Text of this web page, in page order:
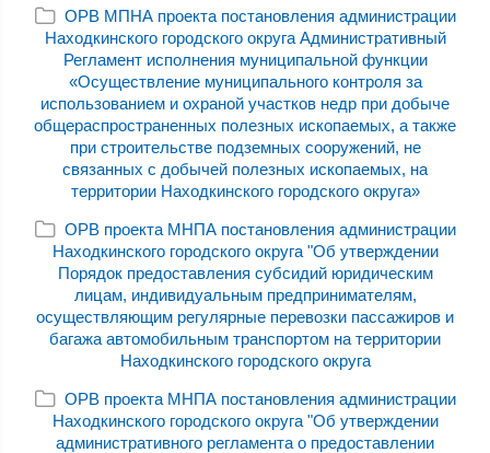
ОРВ МПНА проекта постановления администрации
Находкинского городского округа Административный
Регламент исполнения муниципальной функции
«Осуществление муниципального контроля за
использованием и охраной участков недр при добыче
общераспространенных полезных ископаемых, а также
при строительстве подземных сооружений, не
связанных с добычей полезных ископаемых, на
территории Находкинского городского округа»
ОРВ проекта МНПА постановления администрации
Находкинского городского округа "Об утверждении
Порядок предоставления субсидий юридическим
лицам, индивидуальным предпринимателям,
осуществляющим регулярные перевозки пассажиров и
багажа автомобильным транспортом на территории
Находкинского городского округа
ОРВ проекта МНПА постановления администрации
Находкинского городского округа "Об утверждении
административного регламента о предоставлении